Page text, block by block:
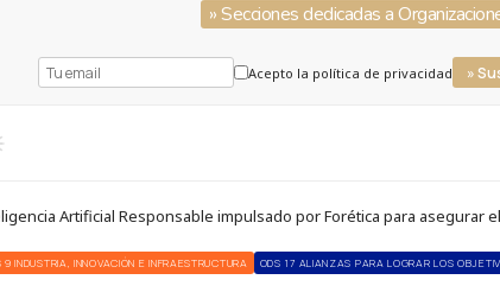
» Secciones dedicadas a
Acepto la política de privacidad »
Artificial Responsable impulsado por Forética para asegurar
9 INDUSTRIA, INNOVACIÓN E INFRAESTRUCTURA ODS 17 ALIANZAS PARA LOGRAR LOS